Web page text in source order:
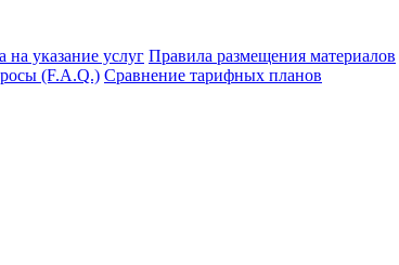
на указание услуг Правила размещения материалов
(F.A.Q.) Cравнение тарифных планов